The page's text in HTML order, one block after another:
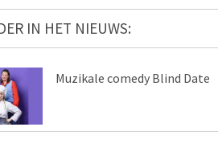
IN HET NIEUWS:
Muzikale comedy Blind Date